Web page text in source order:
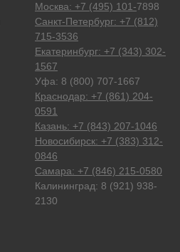
Москва: +7 (495) 101-7898
Санкт-Петербург: +7 (812)
715-3536
Екатеринбург: +7 (343) 302-
1567
Уфа: 8 (800) 707-1667
Краснодар: +7 (861) 204-
0591
Казань: +7 (843) 207-1046
Новосибирск: +7 (383) 312-
0846
Самара: +7 (846) 215-0580
Калининград: 8 (921) 938-
2130